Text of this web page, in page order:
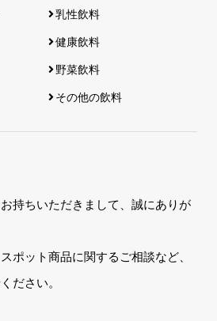
乳性飲料
健康飲料
野菜飲料
その他の飲料
持ちいただきまして、誠にありが
ポット商品に関するご相談など、
ださい。